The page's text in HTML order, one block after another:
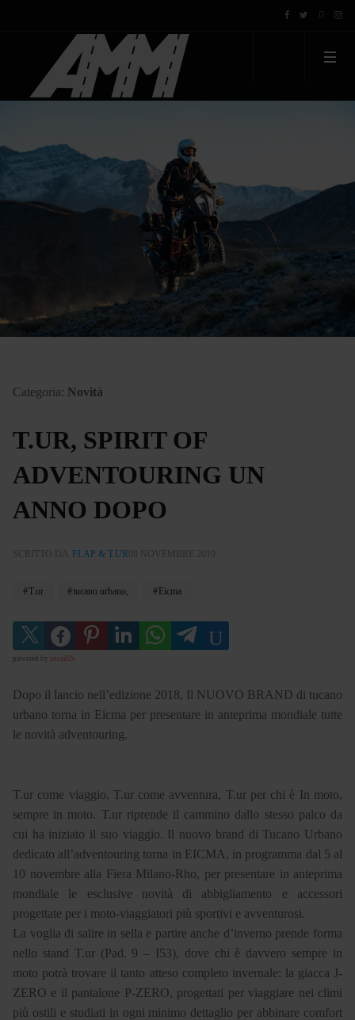
Categoria: Novità
T.UR, SPIRIT OF
ADVENTOURING UN
ANNO DOPO
SCRITTO DA FLAP & T.UR 08 NOVEMBRE 2019
T.ur tucano urbano, Eicma
powered by social2s
Dopo il lancio nell’edizione 2018, Il NUOVO BRAND di tucano
urbano torna in Eicma per presentare in anteprima mondiale tutte
le novità adventouring.
T.ur come viaggio, T.ur come avventura, T.ur per chi è In moto,
sempre in moto. T.ur riprende il cammino dallo stesso palco da
cui ha iniziato il suo viaggio. Il nuovo brand di Tucano Urbano
dedicato all’adventouring torna in EICMA, in programma dal 5 al
10 novembre alla Fiera Milano-Rho, per presentare in anteprima
mondiale le esclusive novità di abbigliamento e accessori
progettate per i moto-viaggiatori più sportivi e avventurosi.
La voglia di salire in sella e partire anche d’inverno prende forma
nello stand T.ur (Pad. 9 – I53), dove chi è davvero sempre in
moto potrà trovare il tanto atteso completo invernale: la giacca J-
ZERO e il pantalone P-ZERO, progettati per viaggiare nei climi
più ostili e studiati in ogni minimo dettaglio per abbinare comfort